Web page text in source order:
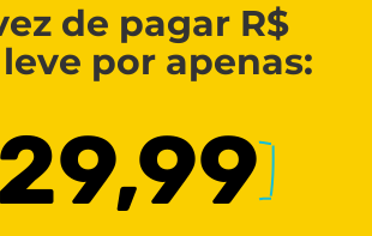
de pagar R$
leve por apenas: